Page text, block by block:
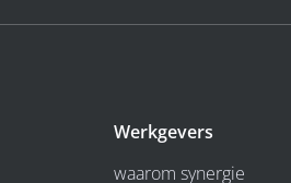
Werkgevers
waarom synergie